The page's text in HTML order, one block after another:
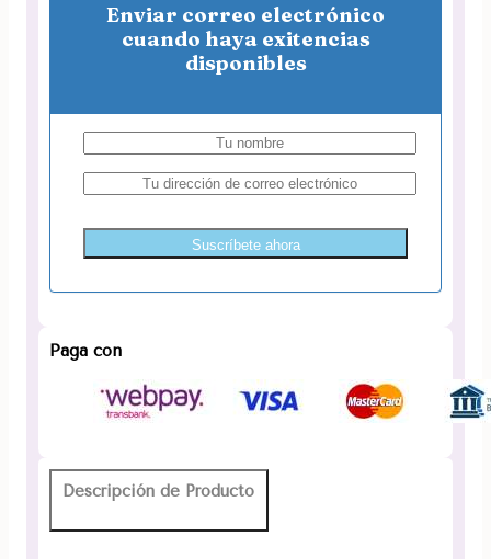
Enviar correo electrónico
cuando haya exitencias
disponibles
Suscríbete ahora
Paga con
Descripción de Producto